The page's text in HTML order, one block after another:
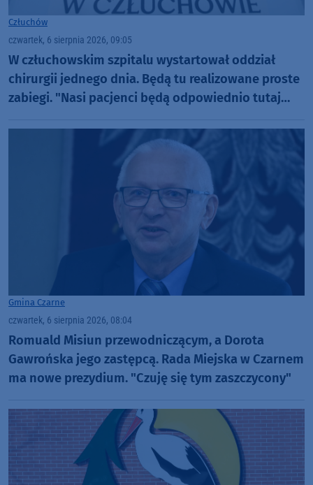
Człuchów
czwartek, 6 sierpnia 2026, 09:05
W człuchowskim szpitalu wystartował oddział
chirurgii jednego dnia. Będą tu realizowane proste
zabiegi. "Nasi pacjenci będą odpowiednio tutaj
Gmina Czarne
czwartek, 6 sierpnia 2026, 08:04
Romuald Misiun przewodniczącym, a Dorota
Gawrońska jego zastępcą. Rada Miejska w Czarnem
ma nowe prezydium. "Czuję się tym zaszczycony"